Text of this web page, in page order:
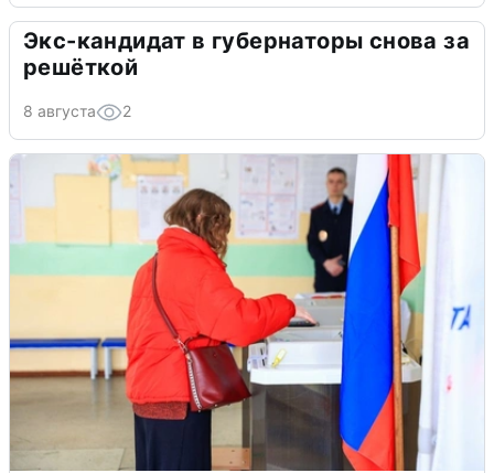
Экс-кандидат в губернаторы снова за
решёткой
8 августа 2